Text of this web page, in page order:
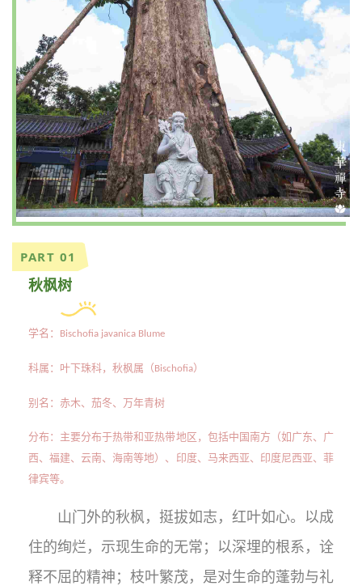
PART 01
秋枫树
学名： Bischofia javanica Blume
科属：叶下珠科，秋枫属（Bischofia）
别名：赤木、茄冬、万年青树
分布：主要分布于热带和亚热带地区，包括中国南方（如广东、广
西、福建、云南、海南等地）、印度、马来西亚、印度尼西亚、菲
律宾等。
山门外的秋枫，挺拔如志，红叶如心。以成
住的绚烂，示现生命的无常；以深埋的根系，诠
释不屈的精神；枝叶繁茂，是对生命的蓬勃与礼